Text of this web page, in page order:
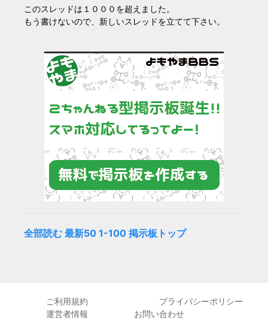
このスレッドは１０００を超えました。
もう書けないので、新しいスレッドを立てて下さい。
全部読む 最新50 1-100 掲示板トップ
ご利用規約
プライバシーポリシー
運営者情報
お問い合わせ